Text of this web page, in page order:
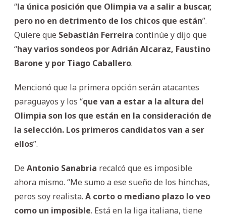
“la única posición que Olimpia va a salir a buscar,
pero no en detrimento de los chicos que están”.
Quiere que Sebastián Ferreira continúe y dijo que
“hay varios sondeos por Adrián Alcaraz, Faustino
Barone y por Tiago Caballero.
Mencionó que la primera opción serán atacantes
paraguayos y los “que van a estar a la altura del
Olimpia son los que están en la consideración de
la selección. Los primeros candidatos van a ser
ellos”.
De Antonio Sanabria recalcó que es imposible
ahora mismo. “Me sumo a ese sueño de los hinchas,
peros soy realista. A corto o mediano plazo lo veo
como un imposible. Está en la liga italiana, tiene